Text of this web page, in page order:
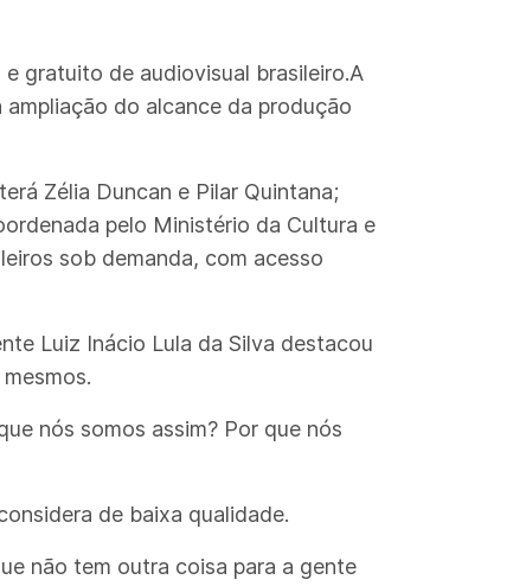
gratuito de audiovisual brasileiro.A
do alcance da produção
Zélia Duncan e Pilar Quintana;
pelo Ministério da Cultura e
sob demanda, com acesso
Luiz Inácio Lula da Silva destacou
nós somos assim? Por que nós
de baixa qualidade.
não tem outra coisa para a gente